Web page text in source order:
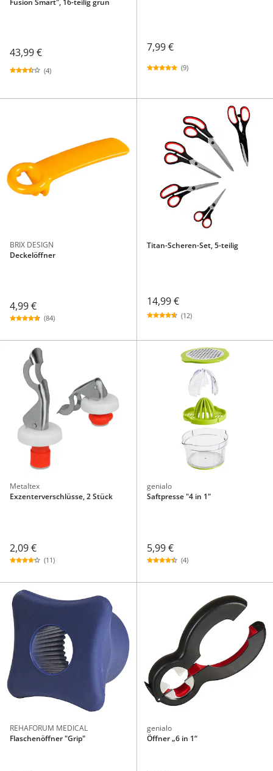
43,99 €
(4)
7,99 €
(9)
BRIX DESIGN
Deckelöffner
4,99 €
(84)
Titan-Scheren-Set, 5-teilig
14,99 €
(12)
Metaltex
Exzenterverschlüsse, 2 Stück
2,09 €
(11)
genialo
Saftpresse "4 in 1"
5,99 €
(4)
REHAFORUM MEDICAL
Flaschenöffner "Grip"
genialo
Öffner „6 in 1“